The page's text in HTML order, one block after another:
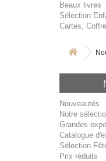
Beaux livres
Sélection
Cartes,
Nouveautés
Notre
Grandes
Catalogue
Sélection
Prix réduits